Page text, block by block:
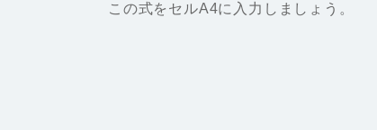
この式をセルA4に入力しましょう。